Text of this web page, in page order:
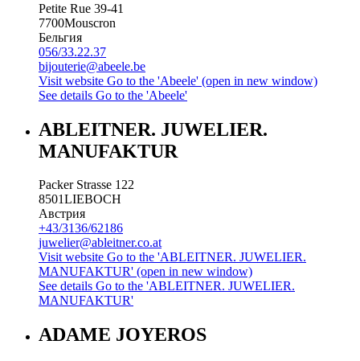
Petite Rue 39-41
7700Mouscron
Бельгия
056/33.22.37
bijouterie@abeele.be
Visit website Go to the 'Abeele' (open in new window)
See details Go to the 'Abeele'
ABLEITNER. JUWELIER.
MANUFAKTUR
Packer Strasse 122
8501LIEBOCH
Австрия
+43/3136/62186
juwelier@ableitner.co.at
Visit website Go to the 'ABLEITNER. JUWELIER.
MANUFAKTUR' (open in new window)
See details Go to the 'ABLEITNER. JUWELIER.
MANUFAKTUR'
ADAME JOYEROS